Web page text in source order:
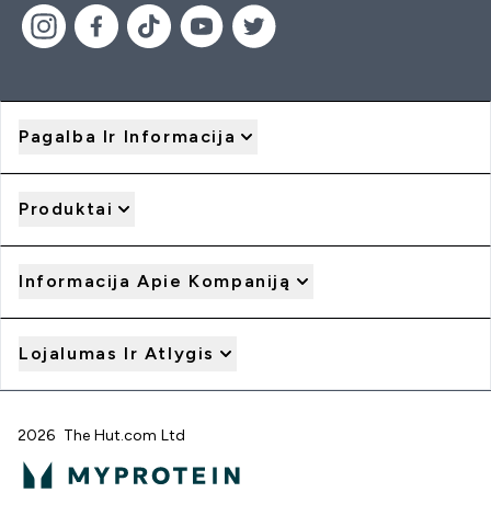
Pagalba Ir Informacija
Produktai
Informacija Apie Kompaniją
Lojalumas Ir Atlygis
2026 The Hut.com Ltd